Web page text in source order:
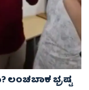
ಲಂಚಬಾಕ ಭ್ರಷ್ಟ